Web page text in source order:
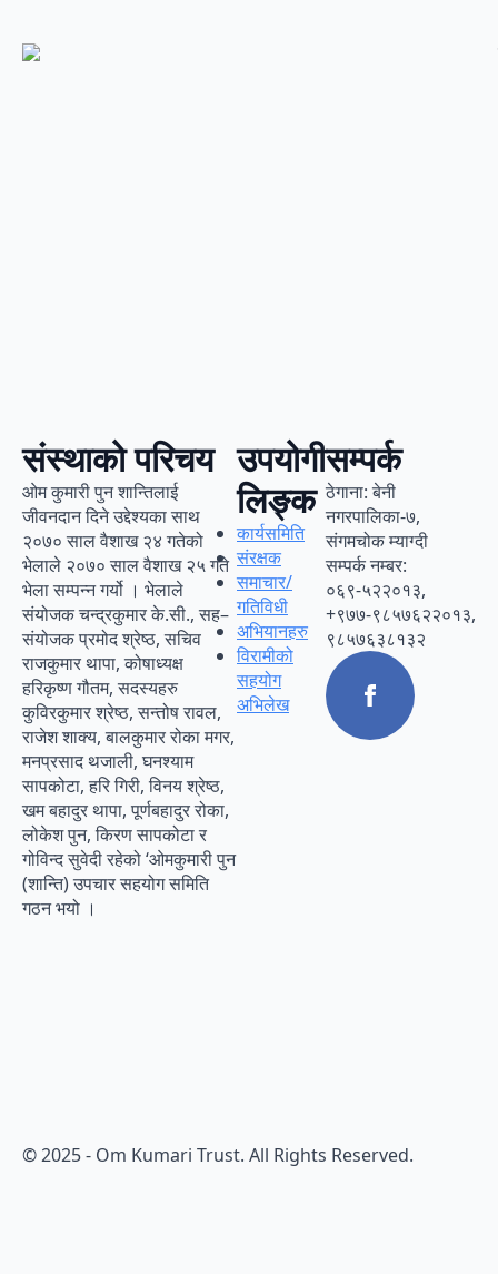
संस्थाको परिचय
ओम कुमारी पुन शान्तिलाई
जीवनदान दिने उद्देश्यका साथ
२०७० साल वैशाख २४ गतेको
भेलाले २०७० साल वैशाख २५ गते
भेला सम्पन्न गर्यो । भेलाले
संयोजक चन्द्रकुमार के.सी., सह–
संयोजक प्रमोद श्रेष्ठ, सचिव
राजकुमार थापा, कोषाध्यक्ष
हरिकृष्ण गौतम, सदस्यहरु
कुविरकुमार श्रेष्ठ, सन्तोष रावल,
राजेश शाक्य, बालकुमार रोका मगर,
मनप्रसाद थजाली, घनश्याम
सापकोटा, हरि गिरी, विनय श्रेष्ठ,
खम बहादुर थापा, पूर्णबहादुर रोका,
लोकेश पुन, किरण सापकोटा र
गोविन्द सुवेदी रहेको ‘ओमकुमारी पुन
(शान्ति) उपचार सहयोग समिति
गठन भयो ।
उपयोगी
लिङ्क
कार्यसमिति
संरक्षक
समाचार/
गतिविधी
अभियानहरु
विरामीको
सहयोग
अभिलेख
सम्पर्क
ठेगाना: बेनी
नगरपालिका-७,
संगमचोक म्याग्दी
सम्पर्क नम्बर:
०६९-५२२०१३,
+९७७-९८५७६२२०१३,
९८५७६३८१३२
© 2025 - Om Kumari Trust. All Rights Reserved.